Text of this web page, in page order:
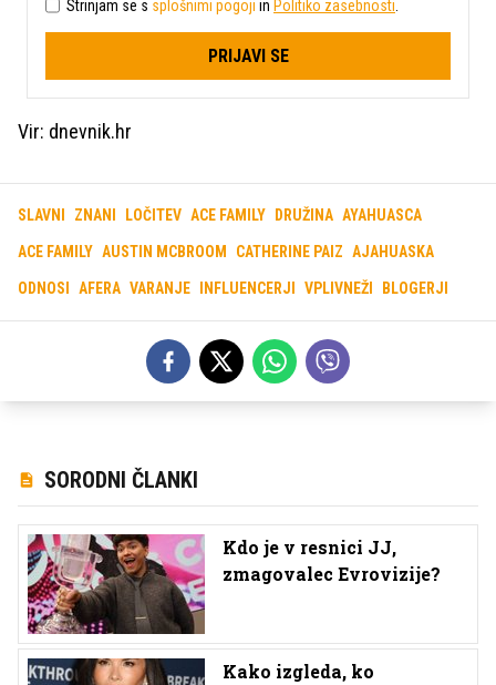
Strinjam se s splošnimi pogoji in Politiko zasebnosti
PRIJAVI SE
Vir: dnevnik.hr
SLAVNI ZNANI LOČITEV ACE FAMILY DRUŽINA AYAHUASCA
ACE FAMILY AUSTIN MCBROOM CATHERINE PAIZ AJAHUASKA
ODNOSI AFERA VARANJE INFLUENCERJI VPLIVNEŽI BLOGERJI
SORODNI ČLANKI
Kdo je v resnici JJ,
zmagovalec Evrovizije?
Kako izgleda, ko